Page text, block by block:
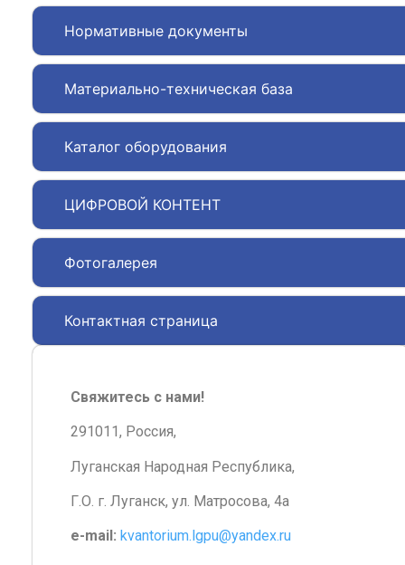
Нормативные документы
Материально-техническая база
Каталог оборудования
ЦИФРОВОЙ КОНТЕНТ
Фотогалерея
Контактная страница
Свяжитесь с нами!
291011, Россия,
Луганская Народная Республика,
Г.О. г. Луганск, ул. Матросова, 4а
e-mail: kvantorium.lgpu@yandex.ru